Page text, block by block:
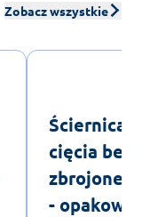
Zobacz wszystkie
Ściernica
cięcia
-